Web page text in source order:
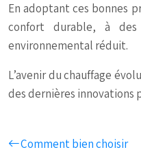
En adoptant ces bonnes
confort durable, à
environnemental réduit.
L’avenir du chauffage
des dernières innovations
Comment bien choisir